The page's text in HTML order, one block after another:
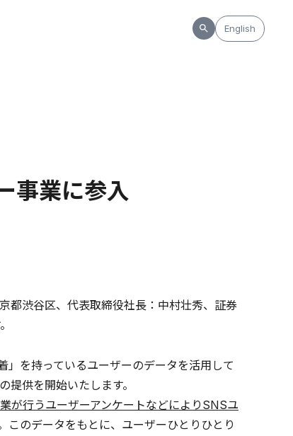
English
事業に参入
都渋谷区、代表取締役社長：中村壮秀、証券
を持っているユーザーのデータを活用して
供を開始いたします。
が行うユーザーアンケートなどによりSNSユ
このデータをもとに、ユーザーひとりひとり